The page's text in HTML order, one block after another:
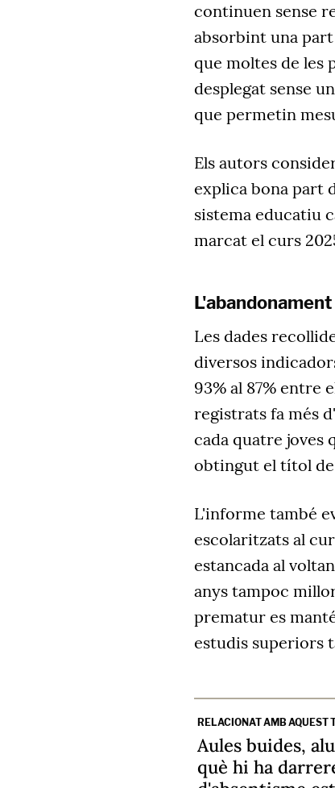
continuen sense
absorbint una
que moltes de les
desplegat sense
que permetin
Els autors
explica bona part
sistema educatiu
marcat el curs
Les dades
diversos
93% al 87% entre
registrats fa més
cada quatre joves
obtingut el títol
L'informe també
escolaritzats al
estancada al
anys tampoc
prematur es
estudis superiors
RELACIONAT AMB AQUEST
Aules buides,
què hi ha